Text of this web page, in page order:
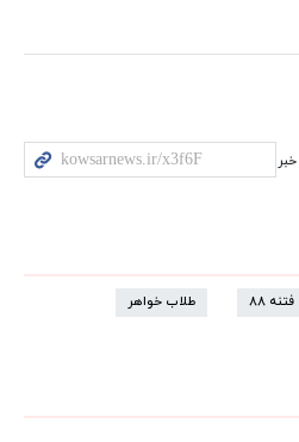
فتنه 88 طلاب خواهر